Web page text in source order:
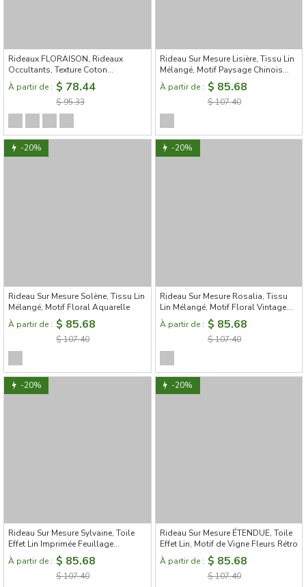
Rideaux FLORAISON, Rideaux
Occultants, Texture Coton
Granuleuse
À partir de : $ 78.44
$ 95.33
Rideau Sur Mesure Lisière, Tissu Lin
Mélangé, Motif Paysage Chinois
Brumeux
À partir de : $ 85.68
$ 107.40
-20%
Rideau Sur Mesure Solène, Tissu Lin
Mélangé, Motif Floral Aquarelle
À partir de : $ 85.68
$ 107.40
-20%
Rideau Sur Mesure Rosalia, Tissu
Lin Mélangé, Motif Floral Vintage
Peint à la Main
À partir de : $ 85.68
$ 107.40
-20%
Rideau Sur Mesure Sylvaine, Toile
Effet Lin Imprimée Feuillage
Aquarelle
À partir de : $ 85.68
$ 107.40
-20%
Rideau Sur Mesure ÉTENDUE, Toile
Effet Lin, Motif de Vigne Fleurs Rétro
À partir de : $ 85.68
$ 107.40